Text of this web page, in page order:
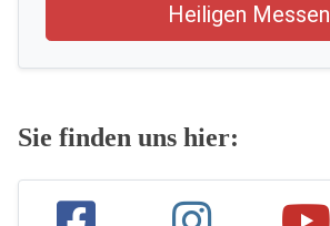
Heiligen Messen
Sie finden uns hier: